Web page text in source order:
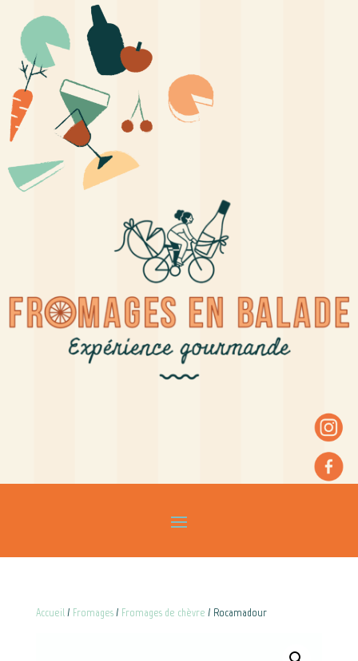
Accueil/ Fromages/ Fromages de chèvre / Rocamadour